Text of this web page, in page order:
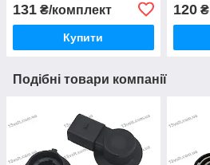
131 ₴/комплект
Купити
120₴
Подібні товари компанії